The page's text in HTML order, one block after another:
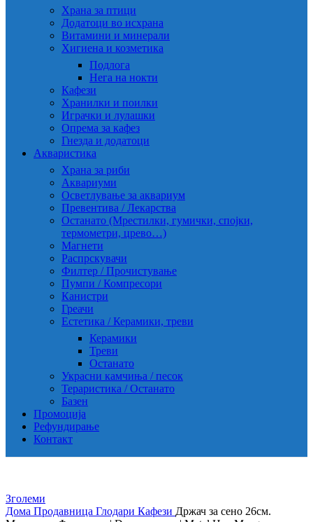
Храна за птици
Додатоци во исхрана
Витамини и минерали
Хигиена и козметика
Подлога
Нега на нокти
Кафези
Хранилки и поилки
Играчки и лулашки
Опрема за кафез
Гнезда и додатоци
Акваристика
Храна за риби
Аквариуми
Осветлување за аквариум
Превентива / Лекарства
Останато (Мрестилки, гумички, спојки,
термометри, црево…)
Магнети
Распрскувачи
Филтер / Прочистување
Пумпи / Компресори
Канистри
Греачи
Естетика / Керамики, треви
Керамики
Треви
Останато
Украсни камчиња / песок
Тераристика / Останато
Базен
Промоција
Рефундирање
Контакт
Зголеми
Дома Продавница Глодари Кафези Држач за сено 26см.